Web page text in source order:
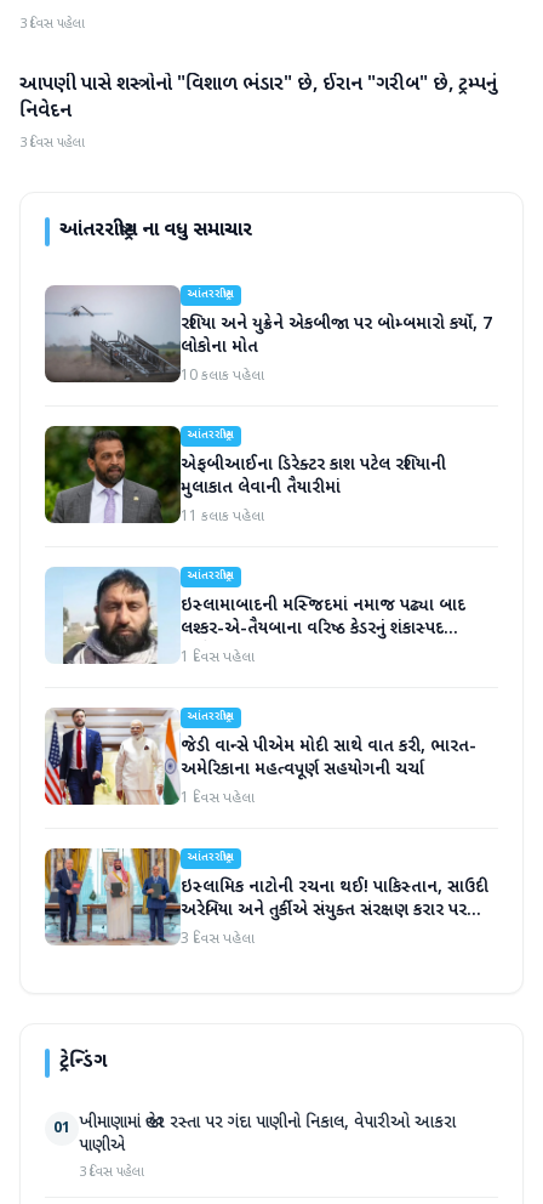
3 દિવસ પહેલા
આંતરરાષ્ટ્રીય
આપણી પાસે શસ્ત્રોનો "વિશાળ ભંડાર" છે, ઈરાન "ગરીબ" છે, ટ્રમ્પનું
નિવેદન
3 દિવસ પહેલા
આંતરરાષ્ટ્રીયના વધુ સમાચાર
આંતરરાષ્ટ્રીય
રશિયા અને યુક્રેને એકબીજા પર બોમ્બમારો કર્યો, 7
લોકોના મોત
10 કલાક પહેલા
આંતરરાષ્ટ્રીય
એફબીઆઈના ડિરેક્ટર કાશ પટેલ રશિયાની
મુલાકાત લેવાની તૈયારીમાં
11 કલાક પહેલા
આંતરરાષ્ટ્રીય
ઇસ્લામાબાદની મસ્જિદમાં નમાજ પઢ્યા બાદ
લશ્કર-એ-તૈયબાના વરિષ્ઠ કેડરનું શંકાસ્પદ
સંજોગોમાં મોત
1 દિવસ પહેલા
આંતરરાષ્ટ્રીય
જેડી વાન્સે પીએમ મોદી સાથે વાત કરી, ભારત-
અમેરિકાના મહત્વપૂર્ણ સહયોગની ચર્ચા
1 દિવસ પહેલા
આંતરરાષ્ટ્રીય
ઇસ્લામિક નાટોની રચના થઈ! પાકિસ્તાન, સાઉદી
અરેબિયા અને તુર્કીએ સંયુક્ત સંરક્ષણ કરાર પર
હસ્તાક્ષર
3 દિવસ પહેલા
ટ્રેન્ડિંગ
01 ખીમાણામાં જાહેર રસ્તા પર ગંદા પાણીનો નિકાલ, વેપારીઓ આકરા
પાણીએ
3 દિવસ પહેલા